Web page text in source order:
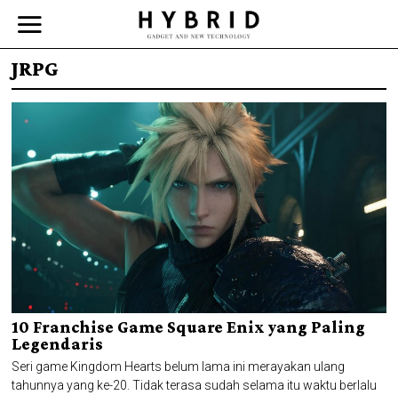
JRPG
10 Franchise Game Square Enix yang Paling
Legendaris
Seri game Kingdom Hearts belum lama ini merayakan ulang
tahunnya yang ke-20. Tidak terasa sudah selama itu waktu berlalu